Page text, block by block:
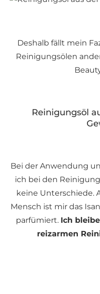
Deshalb fällt mein
Reinigungsölen
Reinigungsöl
Bei der Anwendung
ich bei den
keine Unterschiede.
Mensch ist mir das
parfümiert. Ich
reizarmen